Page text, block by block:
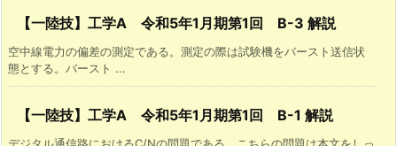
【一陸技】工学A 令和5年1月期第1回 B-3 解説
空中線電力の偏差の測定である。測定の際は試験機をバースト送信状
態とする。バースト ...
【一陸技】工学A 令和5年1月期第1回 B-1 解説
デジタル通信路におけるC/Nの問題である。こちらの問題は本文をしっ